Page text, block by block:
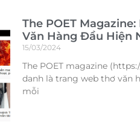
The POET
Văn Hàng Đầu Hiện
15/03/2024
The POET magazine
danh là trang web thơ văn
mỗi